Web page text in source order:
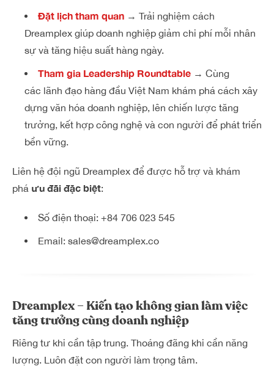
Đặt lịch tham quan → Trải nghiệm cách
Dreamplex giúp doanh nghiệp giảm chi phí mỗi nhân
sự và tăng hiệu suất hàng ngày.
Tham gia Leadership Roundtable → Cùng
các lãnh đạo hàng đầu Việt Nam khám phá cách xây
dựng văn hóa doanh nghiệp, lên chiến lược tăng
trưởng, kết hợp công nghệ và con người để phát triển
bền vững.
Liên hệ đội ngũ Dreamplex để được hỗ trợ và khám
phá ưu đãi đặc biệt:
Số điện thoại: +84 706 023 545
Email: sales@dreamplex.co
Dreamplex – Kiến tạo không gian làm việc
tăng trưởng cùng doanh nghiệp
Riêng tư khi cần tập trung. Thoáng đãng khi cần năng
lượng. Luôn đặt con người làm trọng tâm.